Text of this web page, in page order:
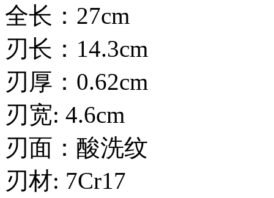
全长：27cm
刃长：14.3cm
刃厚：0.62cm
刃宽: 4.6cm
刃面：酸洗纹
刃材: 7Cr17